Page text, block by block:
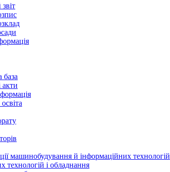
база
машинобудування й інформаційних технологій
технологій і обладнання